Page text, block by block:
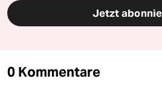
Jetzt
0 Kommentare